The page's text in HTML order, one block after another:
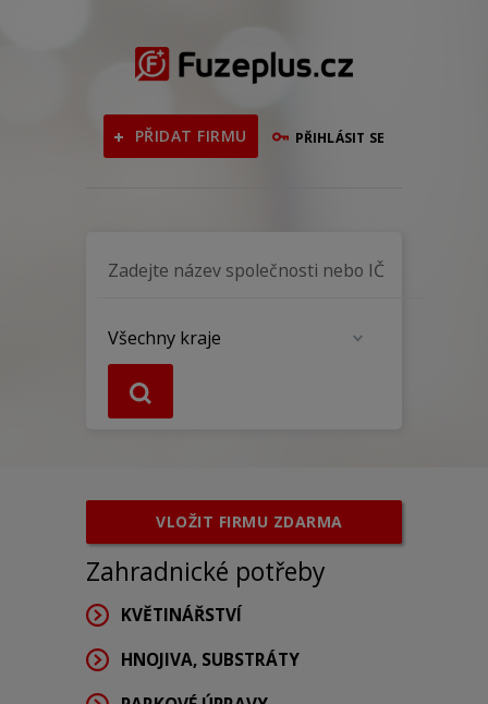
PŘIDAT FIRMU PŘIHLÁSIT SE
VLOŽIT FIRMU ZDARMA
Zahradnické potřeby
KVĚTINÁŘSTVÍ
HNOJIVA, SUBSTRÁTY